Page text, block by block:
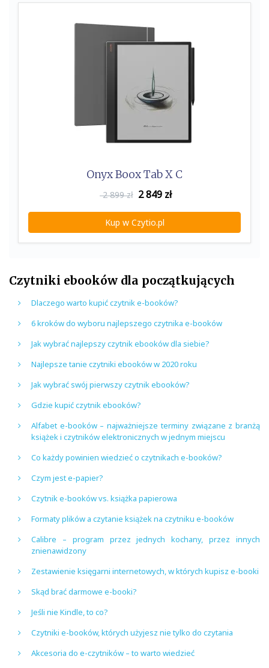
Onyx Boox Tab X C
2 899 zł 2 849zł
Kup w Czytio.pl
Czytniki ebooków dla początkujących
Dlaczego warto kupić czytnik e-booków?
6 kroków do wyboru najlepszego czytnika e-booków
Jak wybrać najlepszy czytnik ebooków dla siebie?
Najlepsze tanie czytniki ebooków w 2020 roku
Jak wybrać swój pierwszy czytnik ebooków?
Gdzie kupić czytnik ebooków?
Alfabet e-booków – najważniejsze terminy związane z branżą
książek i czytników elektronicznych w jednym miejscu
Co każdy powinien wiedzieć o czytnikach e-booków?
Czym jest e-papier?
Czytnik e-booków vs. książka papierowa
Formaty plików a czytanie książek na czytniku e-booków
Calibre – program przez jednych kochany, przez innych
znienawidzony
Zestawienie księgarni internetowych, w których kupisz e-booki
Skąd brać darmowe e-booki?
Jeśli nie Kindle, to co?
Czytniki e-booków, których użyjesz nie tylko do czytania
Akcesoria do e-czytników – to warto wiedzieć